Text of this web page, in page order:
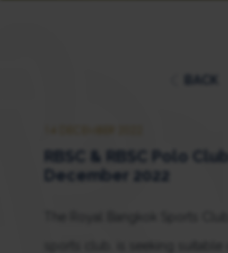
RBSC & RBSC Polo
December 2022